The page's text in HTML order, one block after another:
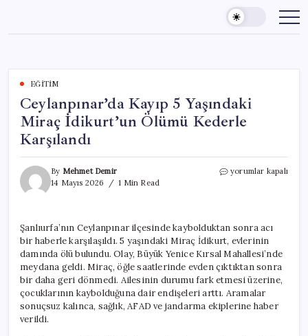
content
EĞITIM
Ceylanpınar’da Kayıp 5 Yaşındaki
Miraç İdikurt’un Ölümü Kederle
Karşılandı
By Mehmet Demir
14 Mayıs 2026
1 Min Read
Ceylanpınar’da
İdikurt’un
Ölümü
Kederle
Karşılandı
yorumlar kapalı
Şanlıurfa’nın Ceylanpınar ilçesinde kaybolduktan sonra acı
bir haberle karşılaşıldı. 5 yaşındaki Miraç İdikurt, evlerinin
damında ölü bulundu. Olay, Büyük Yenice Kırsal Mahallesi’nde
meydana geldi. Miraç, öğle saatlerinde evden çıktıktan sonra
bir daha geri dönmedi. Ailesinin durumu fark etmesi üzerine,
çocuklarının kaybolduğuna dair endişeleri arttı. Aramalar
sonuçsuz kalınca, sağlık, AFAD ve jandarma ekiplerine haber
verildi.